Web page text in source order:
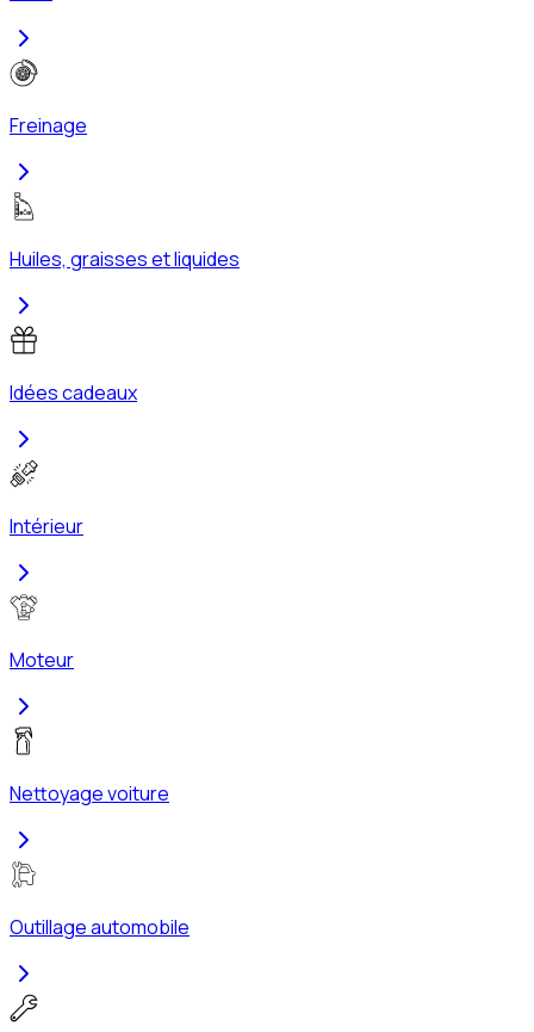
Freinage
Huiles, graisses et liquides
Idées cadeaux
Intérieur
Moteur
Nettoyage voiture
Outillage automobile